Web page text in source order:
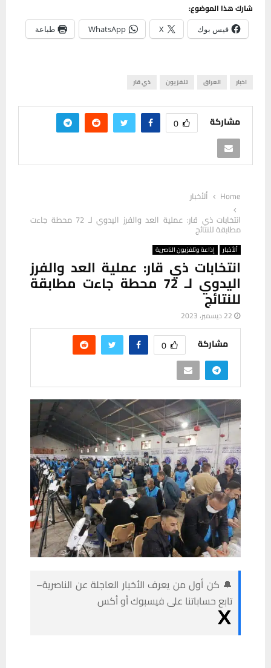
شارك هذا الموضوع:
فيس بوك X
WhatsApp طباعة
اخبار العراق تلفزيون ذي قار
مشاركة 0
Home
ألأخبار
انتخابات ذي قار: عملية العد والفرز اليدوي لـ 72 محطة جاءت
مطابقة للنتائج
ألأخبار إذاعة وتلفزيون الناصرية
انتخابات ذي قار: عملية العد والفرز
اليدوي لـ 72 محطة جاءت مطابقة
للنتائج
22 ديسمبر، 2023
مشاركة 0
🔔 كن أول من يعرف الأخبار العاجلة عن الناصرية–
تابع حساباتنا على فيسبوك أو أكس